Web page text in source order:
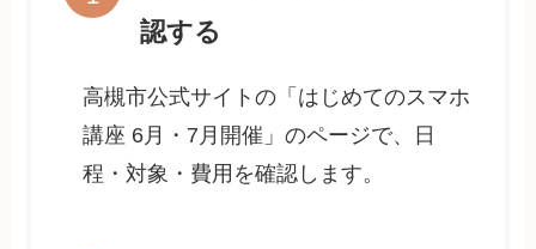
認する
高槻市公式サイトの「はじめてのスマホ
講座 6月・7月開催」のページで、日
程・対象・費用を確認します。